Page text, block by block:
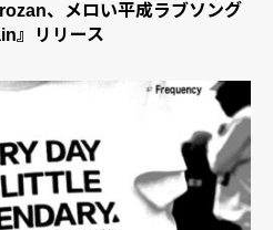
、メロい平成ラブソング
』リリース